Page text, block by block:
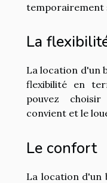
temporairement
La
La location d'un
flexibilité en
pouvez
convient et le
Le confort
La location d'un